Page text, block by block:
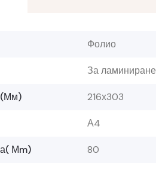
Фолио
За ламиниране
216х303
А4
Μm) 80